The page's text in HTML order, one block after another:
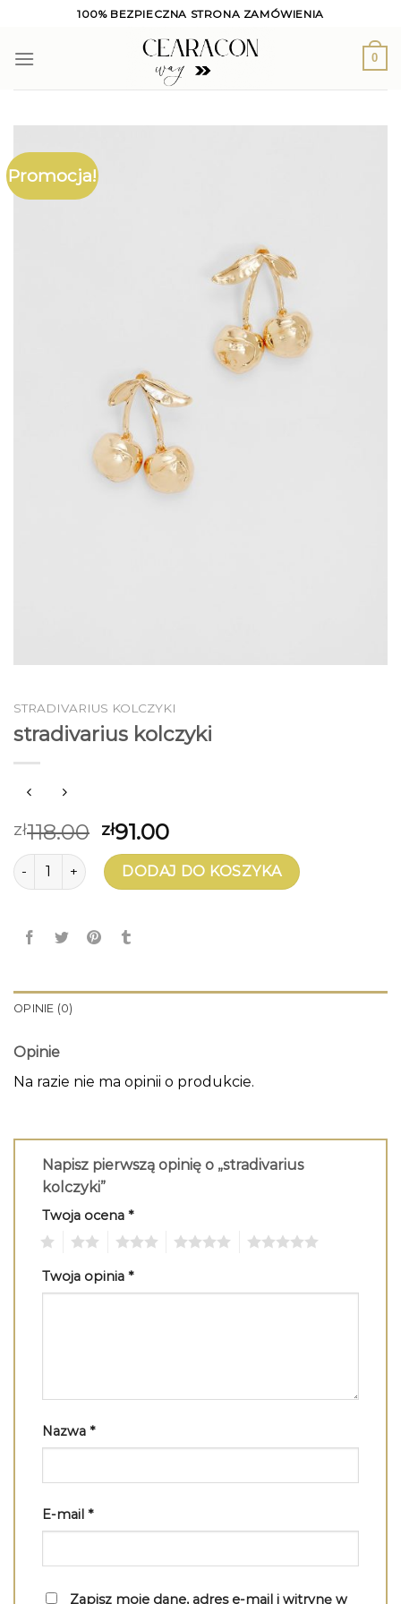
content
100% BEZPIECZNA STRONA ZAMÓWIENIA
0
Promocja!
STRADIVARIUS KOLCZYKI
stradivarius kolczyki
zł118.00 zł91.00
ilość stradivarius kolczykiDODAJ DO KOSZYKA
OPINIE (0)
Opinie
Na razie nie ma opinii o produkcie.
Napisz pierwszą opinię o „stradivarius
kolczyki”
Twoja ocena *
Twoja opinia *
Nazwa *
E-mail *
Zapisz moje dane, adres e-mail i witrynę w